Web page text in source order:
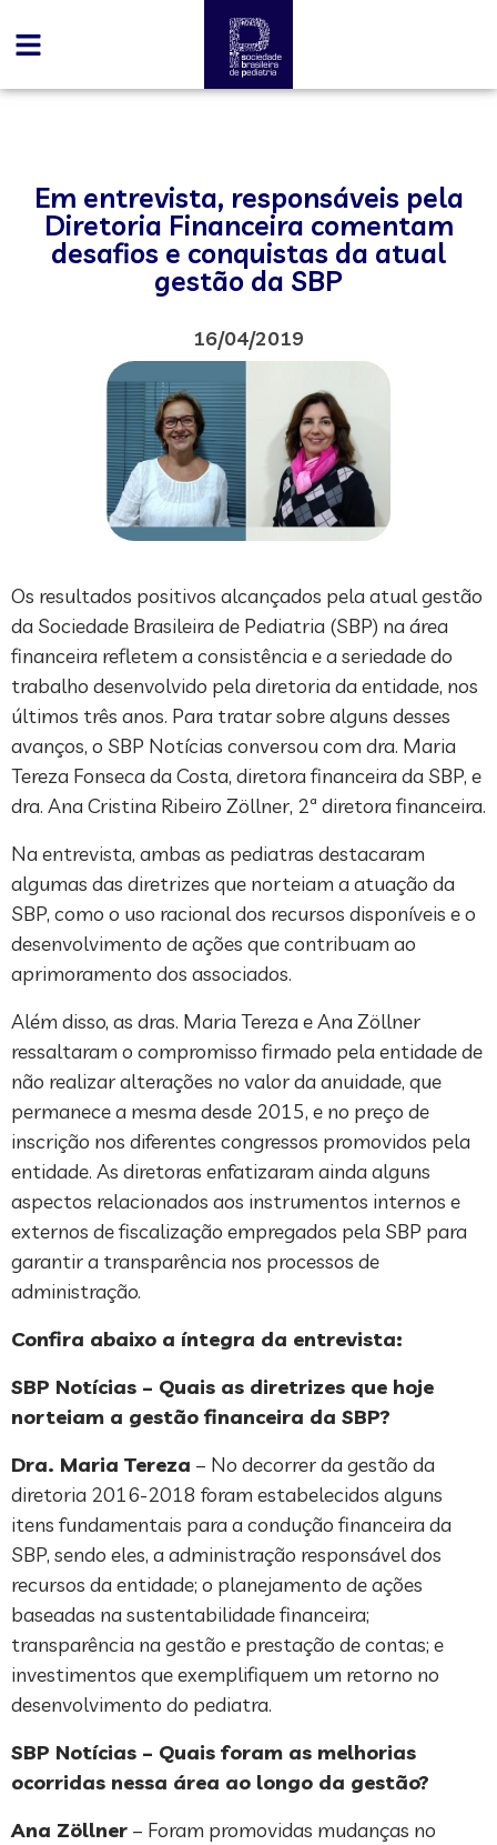
Em entrevista, responsáveis pela
Diretoria Financeira comentam
desafios e conquistas da atual
gestão da SBP
16/04/2019
Os resultados positivos alcançados pela atual gestão
da Sociedade Brasileira de Pediatria (SBP) na área
financeira refletem a consistência e a seriedade do
trabalho desenvolvido pela diretoria da entidade, nos
últimos três anos. Para tratar sobre alguns desses
avanços, o SBP Notícias conversou com dra. Maria
Tereza Fonseca da Costa, diretora financeira da SBP, e
dra. Ana Cristina Ribeiro Zöllner, 2ª diretora financeira.
Na entrevista, ambas as pediatras destacaram
algumas das diretrizes que norteiam a atuação da
SBP, como o uso racional dos recursos disponíveis e o
desenvolvimento de ações que contribuam ao
aprimoramento dos associados.
Além disso, as dras. Maria Tereza e Ana Zöllner
ressaltaram o compromisso firmado pela entidade de
não realizar alterações no valor da anuidade, que
permanece a mesma desde 2015, e no preço de
inscrição nos diferentes congressos promovidos pela
entidade. As diretoras enfatizaram ainda alguns
aspectos relacionados aos instrumentos internos e
externos de fiscalização empregados pela SBP para
garantir a transparência nos processos de
administração.
Confira abaixo a íntegra da entrevista:
SBP Notícias – Quais as diretrizes que hoje
norteiam a gestão financeira da SBP?
Dra. Maria Tereza – No decorrer da gestão da
diretoria 2016-2018 foram estabelecidos alguns
itens fundamentais para a condução financeira da
SBP, sendo eles, a administração responsável dos
recursos da entidade; o planejamento de ações
baseadas na sustentabilidade financeira;
transparência na gestão e prestação de contas; e
investimentos que exemplifiquem um retorno no
desenvolvimento do pediatra.
SBP Notícias – Quais foram as melhorias
ocorridas nessa área ao longo da gestão?
Ana Zöllner – Foram promovidas mudanças no